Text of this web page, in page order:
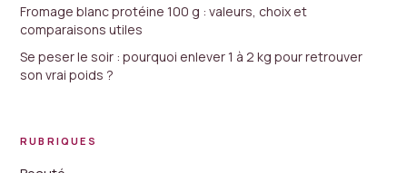
Fromage blanc protéine 100 g : valeurs, choix et
comparaisons utiles
Se peser le soir : pourquoi enlever 1 à 2 kg pour retrouver
son vrai poids ?
RUBRIQUES